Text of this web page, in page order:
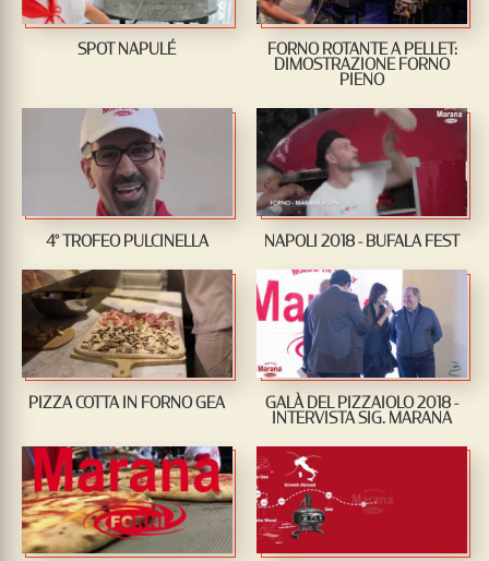
SPOT NAPULÉ
FORNO ROTANTE A PELLET:
DIMOSTRAZIONE FORNO
PIENO
4° TROFEO PULCINELLA NAPOLI 2018 - BUFALA FEST
PIZZA COTTA IN FORNO GEA
GALÀ DEL PIZZAIOLO 2018 -
INTERVISTA SIG. MARANA